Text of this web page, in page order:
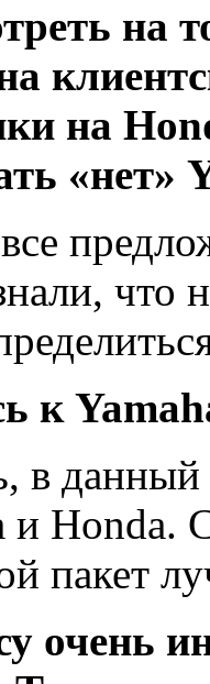
на
на
«нет»
что
к
в
и Honda.
пакет
очень